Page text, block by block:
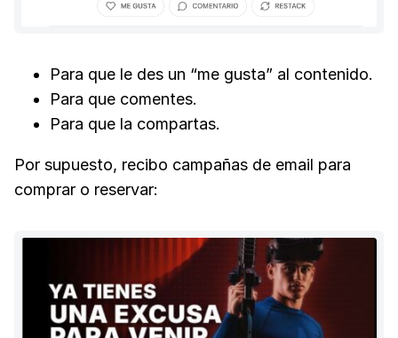
Para que le des un “me gusta” al contenido.
Para que comentes.
Para que la compartas.
Por supuesto, recibo campañas de email para
comprar o reservar: